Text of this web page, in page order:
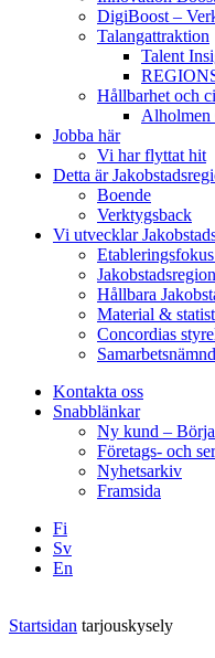
DigiBoost –
Talangattraktion
Talent
Hållbarhet och
Alholmen
Jobba här
Vi har flyttat hit
Detta är
Boende
Verktygsback
Vi utvecklar
Hållbara
Material &
Concordias
Kontakta oss
Snabblänkar
Ny kund –
Företags- och
Nyhetsarkiv
Framsida
Fi
Sv
En
Startsidan tarjouskysely